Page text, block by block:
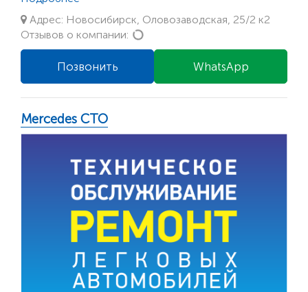
Адрес: Новосибирск, Оловозаводская, 25/2 к2
Отзывов о компании:
WhatsApp
Позвонить
Mercedes СТО